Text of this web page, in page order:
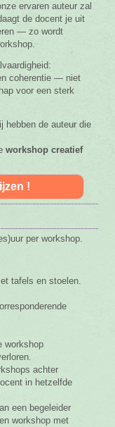
ervaren auteur zal
de docent je uit
— zo wordt
coherentie — niet
voor een sterk
hebben de auteur die
workshop creatief
!
per workshop.
tafels en stoelen.
workshop
achter
in hetzelfde
een begeleider
workshop met